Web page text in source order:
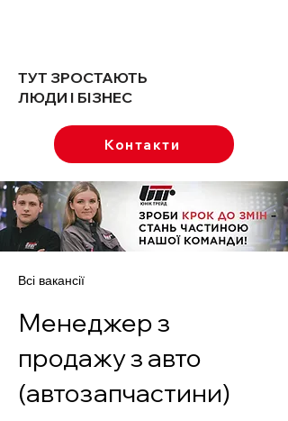
ТУТ ЗРОСТАЮТЬ
ЛЮДИ І БІЗНЕС
Контакти
Всі вакансії
Менеджер з
продажу з авто
(автозапчастини)